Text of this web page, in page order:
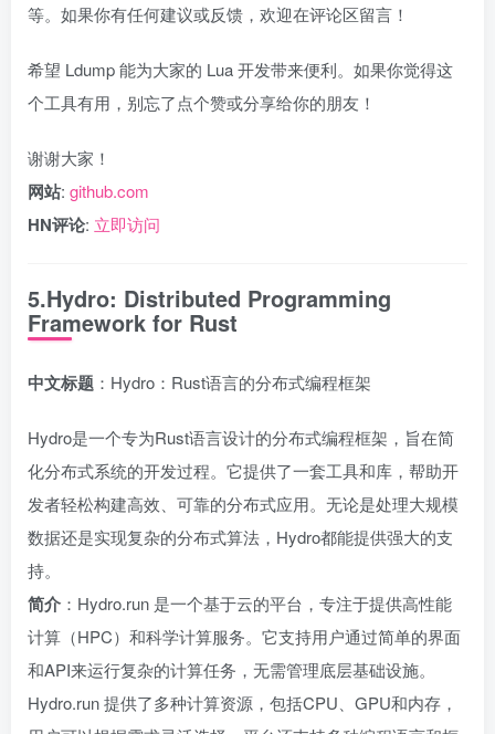
等。如果你有任何建议或反馈，欢迎在评论区留言！
希望 Ldump 能为大家的 Lua 开发带来便利。如果你觉得这
个工具有用，别忘了点个赞或分享给你的朋友！
谢谢大家！
网站: github.com
HN评论: 立即访问
5.Hydro: Distributed Programming
Framework for Rust
中文标题 ：Hydro：Rust语言的分布式编程框架
Hydro是一个专为Rust语言设计的分布式编程框架，旨在简
化分布式系统的开发过程。它提供了一套工具和库，帮助开
发者轻松构建高效、可靠的分布式应用。无论是处理大规模
数据还是实现复杂的分布式算法，Hydro都能提供强大的支
持。
简介 ：Hydro.run 是一个基于云的平台，专注于提供高性能
计算（HPC）和科学计算服务。它支持用户通过简单的界面
和API来运行复杂的计算任务，无需管理底层基础设施。
Hydro.run 提供了多种计算资源，包括CPU、GPU和内存，